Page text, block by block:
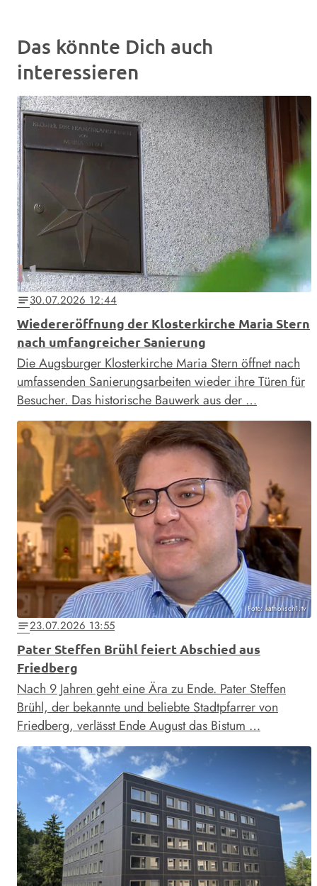
Das könnte Dich auch
interessieren
notes30.07.2026 12:44
Wiedereröffnung der Klosterkirche Maria Stern
nach umfangreicher Sanierung
Die Augsburger Klosterkirche Maria Stern öffnet nach
umfassenden Sanierungsarbeiten wieder ihre Türen für
Besucher. Das historische Bauwerk aus der …
Foto: katholisch1.tv
notes23.07.2026 13:55
Pater Steffen Brühl feiert Abschied aus
Friedberg
Nach 9 Jahren geht eine Ära zu Ende. Pater Steffen
Brühl, der bekannte und beliebte Stadtpfarrer von
Friedberg, verlässt Ende August das Bistum …